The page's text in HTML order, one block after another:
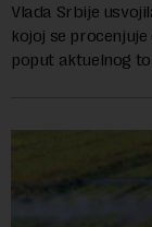
Vlada Srbije
kojoj se
poput aktuelnog